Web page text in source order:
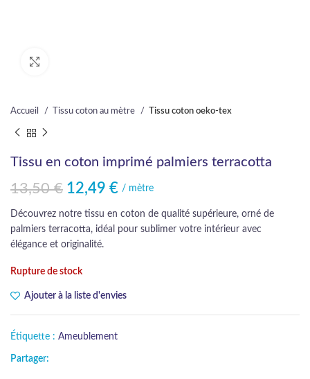
Accueil Tissu coton au mètre Tissu coton oeko-tex
Tissu en coton imprimé palmiers terracotta
13,50€
Le prix initial était : 13,50 €.
12,49 €
Le prix actuel est : 12,49 €./ mètre
Découvrez notre tissu en coton de qualité supérieure, orné de
palmiers terracotta, idéal pour sublimer votre intérieur avec
élégance et originalité.
Rupture de stock
Ajouter à la liste d'envies
Étiquette : Ameublement
Partager: